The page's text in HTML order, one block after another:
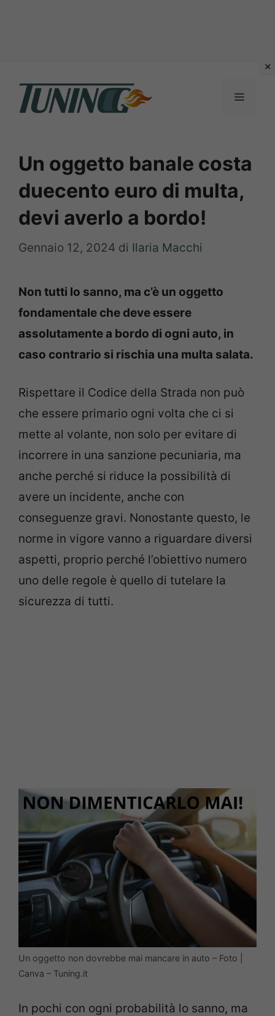
contenuto
Menu
Un oggetto banale costa
duecento euro di multa,
devi averlo a bordo!
Gennaio 12, 2024 di Ilaria Macchi
Non tutti lo sanno, ma c’è un oggetto
fondamentale che deve essere
assolutamente a bordo di ogni auto, in
caso contrario si rischia una multa salata.
Rispettare il Codice della Strada non può
che essere primario ogni volta che ci si
mette al volante, non solo per evitare di
incorrere in una sanzione pecuniaria, ma
anche perché si riduce la possibilità di
avere un incidente, anche con
conseguenze gravi. Nonostante questo, le
norme in vigore vanno a riguardare diversi
aspetti, proprio perché l’obiettivo numero
uno delle regole è quello di tutelare la
sicurezza di tutti.
Un oggetto non dovrebbe mai mancare in auto – Foto |
Canva – Tuning.it
In pochi con ogni probabilità lo sanno, ma